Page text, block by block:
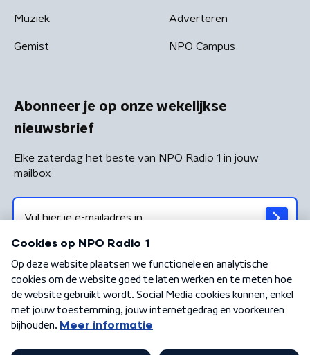
Muziek
Gemist
Adverteren
NPO Campus
Abonneer je op onze wekelijkse
nieuwsbrief
Elke zaterdag het beste van NPO Radio 1 in jouw
mailbox
Algemene voorwaarden